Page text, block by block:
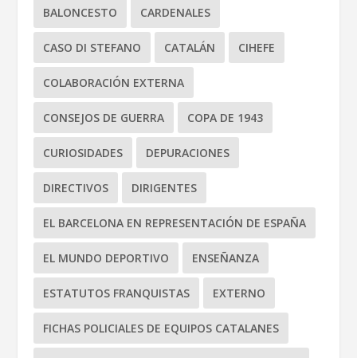
BALONCESTO CARDENALES
CASO DI STEFANO CATALÁN CIHEFE
COLABORACIÓN EXTERNA
CONSEJOS DE GUERRA COPA DE 1943
CURIOSIDADES DEPURACIONES
DIRECTIVOS DIRIGENTES
EL BARCELONA EN REPRESENTACIÓN DE ESPAÑA
EL MUNDO DEPORTIVO ENSEÑANZA
ESTATUTOS FRANQUISTAS EXTERNO
FICHAS POLICIALES DE EQUIPOS CATALANES